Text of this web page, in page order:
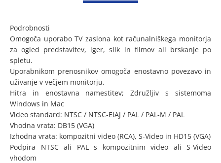
Podrobnosti
Omogoča uporabo TV zaslona kot računalniškega monitorja
za ogled predstavitev, iger, slik in filmov ali brskanje po
spletu.
Uporabnikom prenosnikov omogoča enostavno povezavo in
uživanje v večjem monitorju.
Hitra in enostavna namestitev; Združljiv s sistemoma
Windows in Mac
Video standard: NTSC / NTSC-EIAJ / PAL / PAL-M / PAL
Vhodna vrata: DB15 (VGA)
Izhodna vrata: kompozitni video (RCA), S-Video in HD15 (VGA)
Podpira NTSC ali PAL s kompozitnim video ali S-Video
vhodom